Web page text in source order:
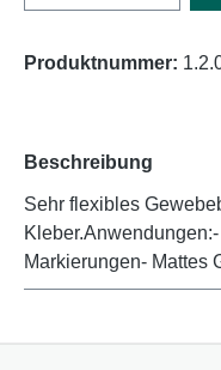
Produktnummer:
Beschreibung
Sehr flexibles
Markierungen- Mattes